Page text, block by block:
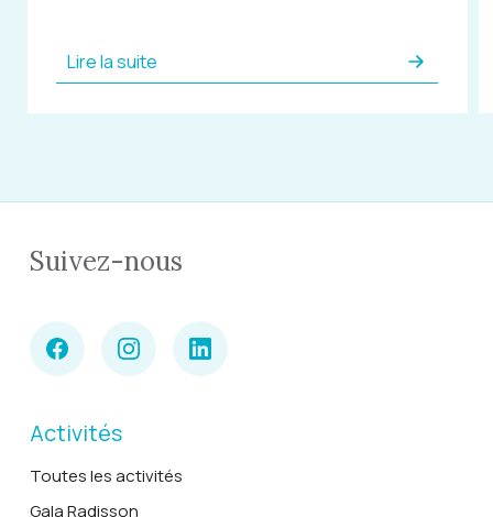
Lire la suite
Suivez-nous
Activités
Toutes les activités
Gala Radisson